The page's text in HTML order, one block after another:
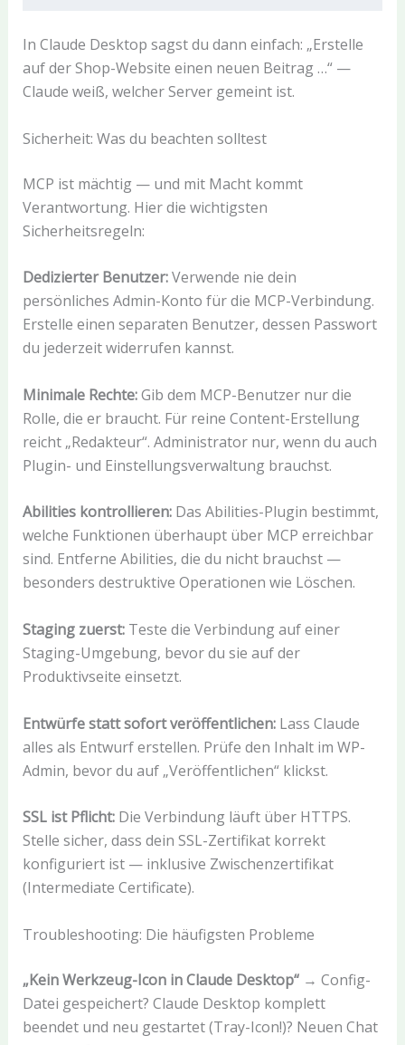
In Claude Desktop sagst du dann einfach: „Erstelle
auf der Shop-Website einen neuen Beitrag …“ —
Claude weiß, welcher Server gemeint ist.
Sicherheit: Was du beachten solltest
MCP ist mächtig — und mit Macht kommt
Verantwortung. Hier die wichtigsten
Sicherheitsregeln:
Dedizierter Benutzer:Verwende nie dein
persönliches Admin-Konto für die MCP-Verbindung.
Erstelle einen separaten Benutzer, dessen Passwort
du jederzeit widerrufen kannst.
Minimale Rechte:Gib dem MCP-Benutzer nur die
Rolle, die er braucht. Für reine Content-Erstellung
reicht „Redakteur“. Administrator nur, wenn du auch
Plugin- und Einstellungsverwaltung brauchst.
Abilities kontrollieren:Das Abilities-Plugin bestimmt,
welche Funktionen überhaupt über MCP erreichbar
sind. Entferne Abilities, die du nicht brauchst —
besonders destruktive Operationen wie Löschen.
Staging zuerst:Teste die Verbindung auf einer
Staging-Umgebung, bevor du sie auf der
Produktivseite einsetzt.
Entwürfe statt sofort veröffentlichen:Lass Claude
alles als Entwurf erstellen. Prüfe den Inhalt im WP-
Admin, bevor du auf „Veröffentlichen“ klickst.
SSL ist Pflicht:Die Verbindung läuft über HTTPS.
Stelle sicher, dass dein SSL-Zertifikat korrekt
konfiguriert ist — inklusive Zwischenzertifikat
(Intermediate Certificate).
Troubleshooting: Die häufigsten Probleme
„Kein Werkzeug-Icon in Claude Desktop“→ Config-
Datei gespeichert? Claude Desktop komplett
beendet und neu gestartet (Tray-Icon!)? Neuen Chat